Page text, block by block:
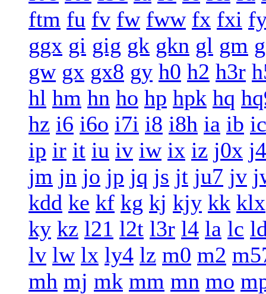
ftm fu fv fw fww fx fxi
ggx gi gig gk gkn gl gm
gw gx gx8 gy h0 h2 h3r
hl hm hn ho hp hpk hq
hz i6 i6o i7i i8 i8h ia ib ic
ip ir it iu iv iw ix iz j0x
jm jn jo jp jq js jt ju7 jv
kdd ke kf kg kj kjy kk klx
ky kz l21 l2t l3r l4 la lc
lv lw lx ly4 lz m0 m2
mh mj mk mm mn mo